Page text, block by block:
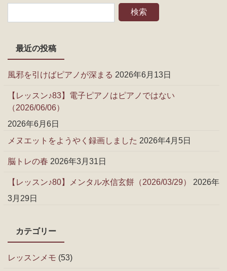
最近の投稿
風邪を引けばピアノが深まる 2026年6月13日
【レッスン♪83】電子ピアノはピアノではない
（2026/06/06）
2026年6月6日
メヌエットをようやく録画しました 2026年4月5日
脳トレの春 2026年3月31日
【レッスン♪80】メンタル水信玄餅（2026/03/29）
2026年
3月29日
カテゴリー
レッスンメモ (53)